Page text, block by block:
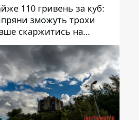
110 гривень за куб:
зможуть трохи
скаржитись на
тарифи на воду
2027 рік